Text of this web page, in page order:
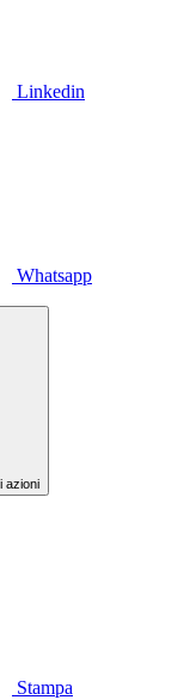
Linkedin
Whatsapp
azioni
Stampa